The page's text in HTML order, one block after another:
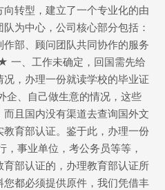
转型，建立了一个专业化的由
为中心，公司核心部分包括：
部、顾问团队共同协作的服务
一、工作未确定，回国需先给
，办理一份就读学校的毕业证
企、自己做生意的情况，这些
且国内没有渠道去查询国外文
育部认证。鉴于此，办理一份
事业单位，考公务员等等，
部认证的，办理教育部认证所
都必须提供原件，我们凭借丰